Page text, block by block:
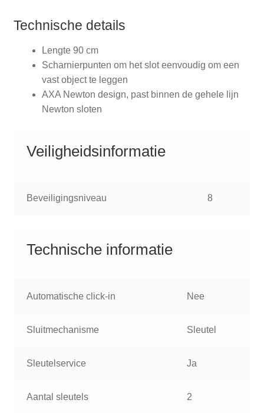
Technische details
Lengte 90 cm
Scharnierpunten om het slot eenvoudig om een
vast object te leggen
AXA Newton design, past binnen de gehele lijn
Newton sloten
Veiligheidsinformatie
Beveiligingsniveau 8
Technische informatie
Automatische click-in Nee
Sluitmechanisme Sleutel
Sleutelservice Ja
Aantal sleutels 2